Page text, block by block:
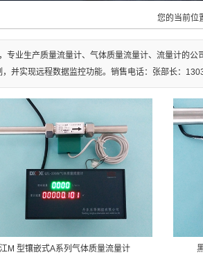
您的当前位
业生产质量流量计、气体质量流量计、流量计的
并实现远程数据监控功能。销售电话：张部长：
M 型镶嵌式A系列气体质量流量计